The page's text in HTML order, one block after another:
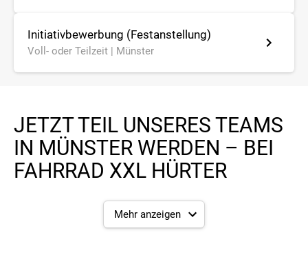
Initiativbewerbung (Festanstellung)
Voll- oder Teilzeit | Münster
JETZT TEIL UNSERES TEAMS
IN MÜNSTER WERDEN – BEI
FAHRRAD XXL HÜRTER
Mehr anzeigen